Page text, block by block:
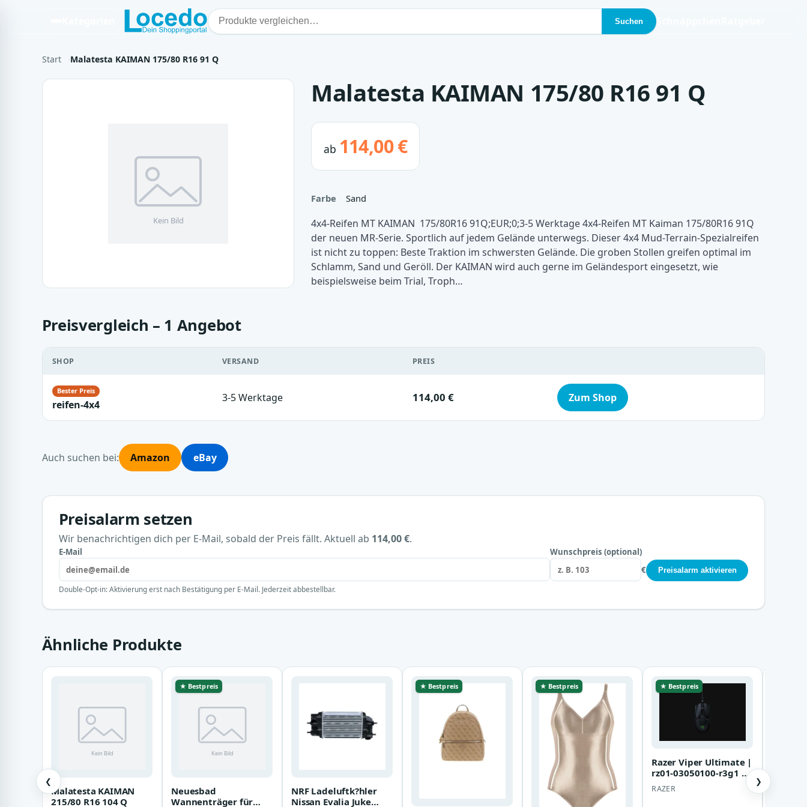
Suchen
Start Malatesta KAIMAN 175/80 R16 91 Q
Malatesta KAIMAN 175/80 R16 91 Q
ab 114,00 €
Farbe Sand
4x4-Reifen MT KAIMAN 175/80R16 91Q;EUR;0;3-5 Werktage 4x4-Reifen MT Kaiman 175/80R16 91Q
der neuen MR-Serie. Sportlich auf jedem Gelände unterwegs. Dieser 4x4 Mud-Terrain-Spezialreifen
ist nicht zu toppen: Beste Traktion im schwersten Gelände. Die groben Stollen greifen optimal im
Schlamm, Sand und Geröll. Der KAIMAN wird auch gerne im Geländesport eingesetzt, wie
beispielsweise beim Trial, Troph…
Preisvergleich – 1 Angebot
SHOP VERSAND PREIS
reifen-4x4
3-5 Werktage 114,00 € Zum Shop
Auch suchen bei: Amazon eBay
Preisalarm setzen
Wir benachrichtigen dich per E-Mail, sobald der Preis fällt. Aktuell ab 114,00 €.
E-Mail
Wunschpreis (optional)
€
Preisalarm aktivieren
Double-Opt-in: Aktivierung erst nach Bestätigung per E-Mail. Jederzeit abbestellbar.
Ähnliche Produkte
❮
Malatesta KAIMAN
215/80 R16 104 Q
★ Bestpreis
Neuesbad
Wannenträger für
NRF Ladeluftk?hler
Nissan Evalia Juke
★ Bestpreis ★ Bestpreis ★ Bestpreis
Razer Viper Ultimate |
rz01-03050100-r3g1 |
Maus - optisch
RAZER
❯